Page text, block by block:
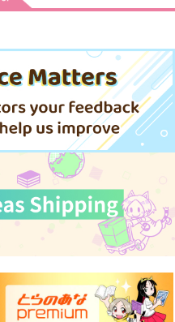
人
ル
1,572 （税込）
五条悟×庵歌姫
サンプル
作品詳細
税込）
ル
ャイルドフッド
ラクエンノキズ
専売 572円 （税込）
呪術廻戦
五条悟×狗巻棘
サンプル